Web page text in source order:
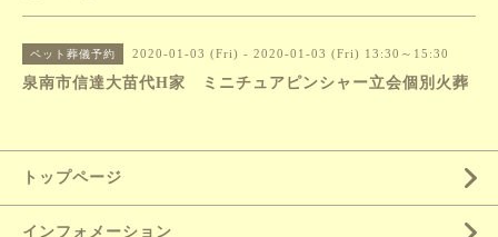
ペット葬儀予約 2020-01-03 (Fri) - 2020-01-03 (Fri) 13:30～15:30
泉南市信達大苗代H家 ミニチュアピンシャー立会個別火葬
トップページ
インフォメーション